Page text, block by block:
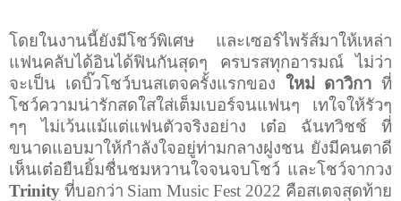
โดยในงานนี้ยังมีโชว์พิเศษ และเซอร์ไพร้ส์มาให้เหล่า
แฟนคลับได้อินได้ฟินกันสุดๆ ครบรสทุกอารมณ์ ไม่ว่า
จะเป็น เดบิ๊วโชว์บนสเตจครั้งแรกของ ใหม่ ดาวิกา ที่
โชว์ความน่ารักสดใสใส่เต็มเบอร์จนแฟนๆ เทใจให้รัวๆ
ๆๆ ไม่เว้นแม้แต่แฟนตัวจริงอย่าง เต๋อ ฉันทวิชช์ ที่
ขนาดแอบมาให้กำลังใจอยู่ท่ามกลางฝูงชน ยังมีคนตาดี
เห็นเต๋อยืนยิ้มชื่นชมหวานใจจนจบโชว์ และโชว์จากวง
Trinity ที่บอกว่า Siam Music Fest 2022 คือสเตจสุดท้าย